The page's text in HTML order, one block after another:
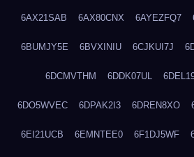
6AX21SAB 6AX80CNX 6AYEZFQ7
6BUMJY5E 6BVXINIU 6CJKUI7J
6DCMVTHM 6DDK07UL
6DO5WVEC 6DPAK2I3 6DREN8XO
6EI21UCB 6EMNTEE0 6F1DJ5WF